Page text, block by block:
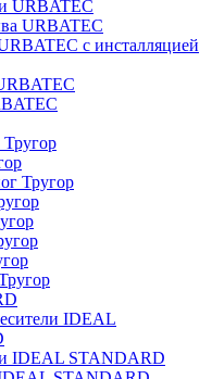
URBATEC
URBATEC
с инсталляцией
Тругор
IDEAL
IDEAL STANDARD